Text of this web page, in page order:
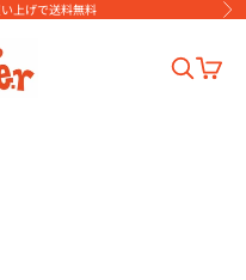
上げで送料無料 次
検索を開
カー